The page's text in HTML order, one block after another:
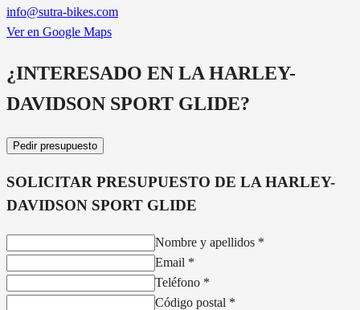
info@sutra-bikes.com
Ver en Google Maps
¿INTERESADO EN LA HARLEY-
DAVIDSON SPORT GLIDE?
Pedir presupuesto
SOLICITAR PRESUPUESTO DE LA HARLEY-
DAVIDSON SPORT GLIDE
Nombre y apellidos *
Email *
Teléfono *
Código postal *